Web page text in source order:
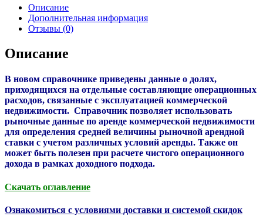
Описание
Дополнительная информация
Отзывы (0)
Описание
В новом справочнике приведены данные о долях,
приходящихся на отдельные составляющие операционных
расходов, связанные с эксплуатацией коммерческой
недвижимости. Справочник позволяет использовать
рыночные данные по аренде коммерческой недвижимости
для определения средней величины рыночной арендной
ставки с учетом различных условий аренды. Также он
может быть полезен при расчете чистого операционного
дохода в рамках доходного подхода.
Скачать оглавление
Ознакомиться с условиями доставки и системой скидок